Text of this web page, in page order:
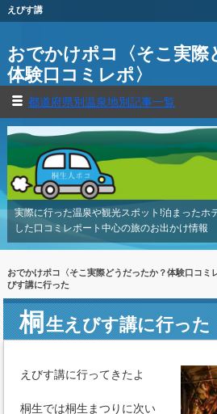
えびす講
おでかけポコ〈そこ実際
体験口コミレポ〉
都道府県別温泉地別記事一覧
実際に行った温泉や観光スポット!泊まったホ
した口コミレポート中心の旅のお出かけ情報
おでかけポコ〈そこ実際どうだったか？体験口コミ
びす講に行った
桐生えびす講に行った
えびす講に行ってきたよ
桐生では桐生まつりに次い